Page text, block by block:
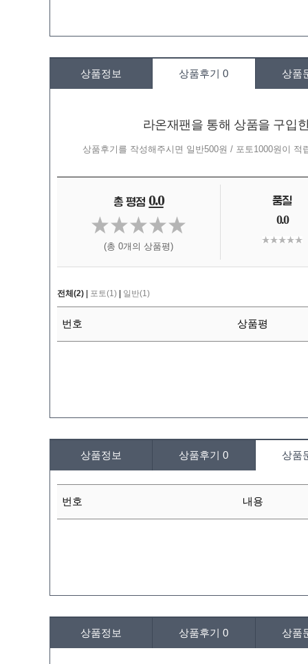
상품정보 상품후기0 상품
라온재팬을 통해 상품을 구입
상품후기를 작성해주시면 일반500원 / 포토1000원이
0.0
(총 0개의 상품평)
0.0
전체(2) 포토(1) 일반(1)
번호 상품평
상품정보 상품후기0 상품
번호 내용
상품정보 상품후기0 상품